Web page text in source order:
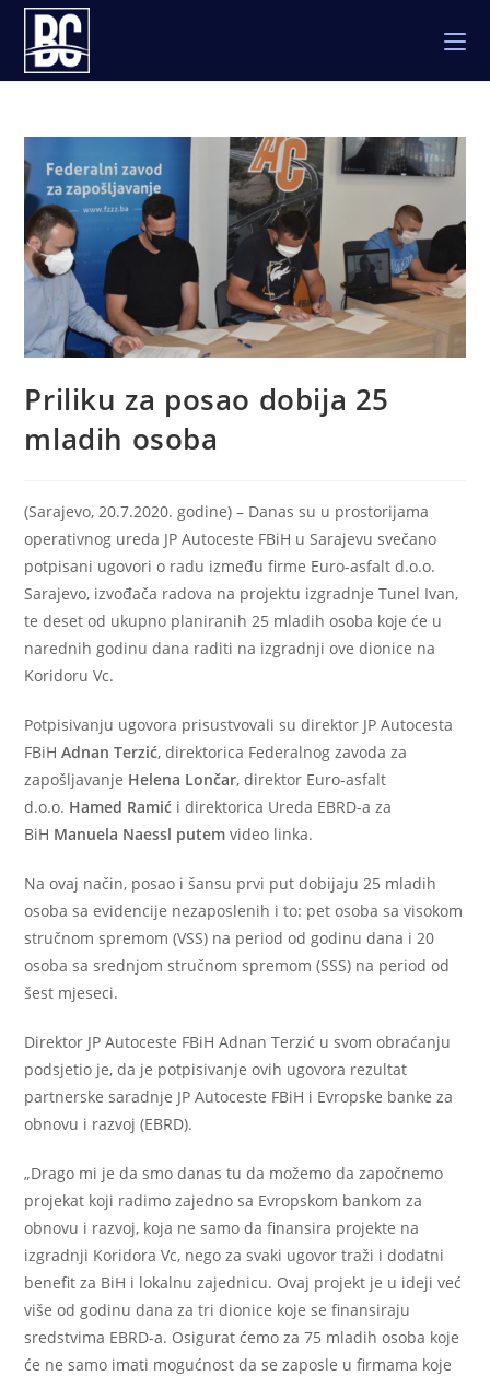
Skip
content
Priliku za posao dobija 25
mladih osoba
(Sarajevo, 20.7.2020. godine) – Danas su u prostorijama
operativnog ureda JP Autoceste FBiH u Sarajevu svečano
potpisani ugovori o radu između firme Euro-asfalt d.o.o.
Sarajevo, izvođača radova na projektu izgradnje Tunel Ivan,
te deset od ukupno planiranih 25 mladih osoba koje će u
narednih godinu dana raditi na izgradnji ove dionice na
Koridoru Vc.
Potpisivanju ugovora prisustvovali su direktor JP Autocesta
FBiHAdnan Terzić, direktorica Federalnog zavoda za
zapošljavanje Helena Lončar, direktor Euro-asfalt
d.o.o. Hamed Ramić i direktorica Ureda EBRD-a za
BiH Manuela Naessl putem video linka.
Na ovaj način, posao i šansu prvi put dobijaju 25 mladih
osoba sa evidencije nezaposlenih i to: pet osoba sa visokom
stručnom spremom (VSS) na period od godinu dana i 20
osoba sa srednjom stručnom spremom (SSS) na period od
šest mjeseci.
Direktor JP Autoceste FBiH Adnan Terzić u svom obraćanju
podsjetio je, da je potpisivanje ovih ugovora rezultat
partnerske saradnje JP Autoceste FBiH i Evropske banke za
obnovu i razvoj (EBRD).
„Drago mi je da smo danas tu da možemo da započnemo
projekat koji radimo zajedno sa Evropskom bankom za
obnovu i razvoj, koja ne samo da finansira projekte na
izgradnji Koridora Vc, nego za svaki ugovor traži i dodatni
benefit za BiH i lokalnu zajednicu. Ovaj projekt je u ideji već
više od godinu dana za tri dionice koje se finansiraju
sredstvima EBRD-a. Osigurat ćemo za 75 mladih osoba koje
će ne samo imati mogućnost da se zaposle u firmama koje